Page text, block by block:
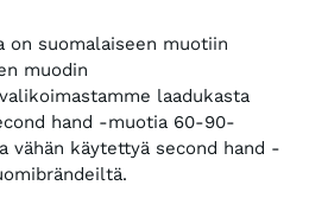
on suomalaiseen muotiin
muodin
laadukasta
hand -muotia 60-90-
vähän käytettyä second hand -